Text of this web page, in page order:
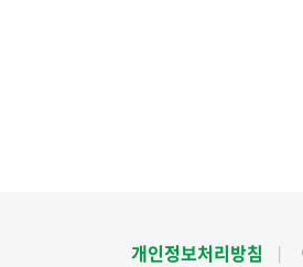
개인정보처리방침